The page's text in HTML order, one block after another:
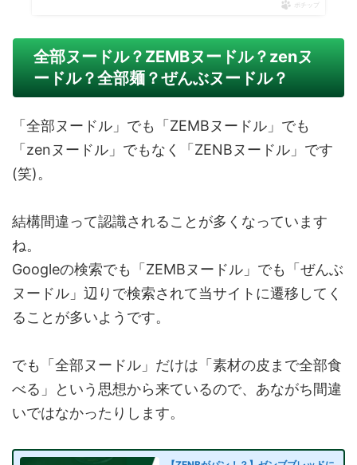
ポチップ
全部ヌードル？ZEMBヌードル？zenヌ
ードル？全部麺？ぜんぶヌードル？
「全部ヌードル」でも「ZEMBヌードル」でも
「zenヌードル」でもなく「ZENBヌードル」です
(笑)。
結構間違って認識されることが多くなっています
ね。
Googleの検索でも「ZEMBヌードル」でも「ぜんぶ
ヌードル」辺りで検索されて当サイトに遷移してく
ることが多いようです。
でも「全部ヌードル」だけは「素材の皮まで全部食
べる」という思想から来ているので、あながち間違
いではなかったりします。